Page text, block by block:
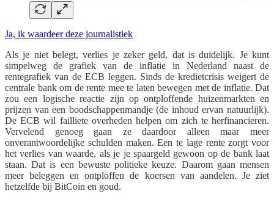
Ja, ik waardeer deze journalistiek
Als je niet belegt, verlies je zeker geld, dat is duidelijk. Je kunt
simpelweg de grafiek van de inflatie in Nederland naast de
rentegrafiek van de ECB leggen. Sinds de kredietcrisis weigert de
centrale bank om de rente mee te laten bewegen met de inflatie. Dat
zou een logische reactie zijn op ontploffende huizenmarkten en
prijzen van een boodschappenmandje (de inhoud ervan natuurlijk).
De ECB wil failliete overheden helpen om zich te herfinancieren.
Vervelend genoeg gaan ze daardoor alleen maar meer
onverantwoordelijke schulden maken. Een te lage rente zorgt voor
het verlies van waarde, als je je spaargeld gewoon op de bank laat
staan. Dat is een bewuste politieke keuze. Daarom gaan mensen
meer beleggen en ontploffen de koersen van aandelen. Je ziet
hetzelfde bij BitCoin en goud.